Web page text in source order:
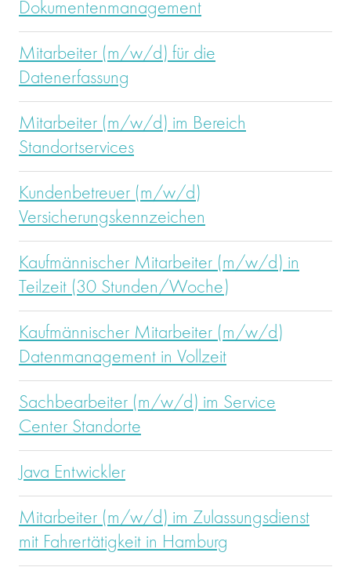
Dokumentenmanagement
Mitarbeiter (m/w/d) für die
Datenerfassung
Mitarbeiter (m/w/d) im Bereich
Standortservices
Kundenbetreuer (m/w/d)
Versicherungskennzeichen
Kaufmännischer Mitarbeiter (m/w/d) in
Teilzeit (30 Stunden/Woche)
Kaufmännischer Mitarbeiter (m/w/d)
Datenmanagement in Vollzeit
Sachbearbeiter (m/w/d) im Service
Center Standorte
Java Entwickler
Mitarbeiter (m/w/d) im Zulassungsdienst
mit Fahrertätigkeit in Hamburg